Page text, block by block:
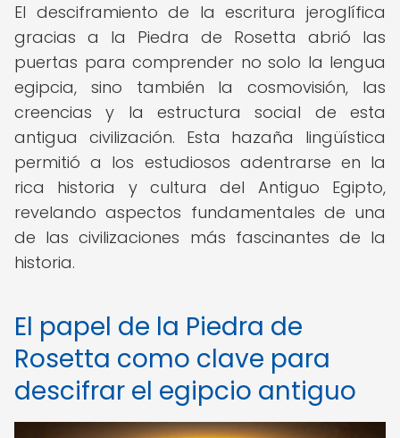
El desciframiento de la escritura jeroglífica
gracias a la Piedra de Rosetta abrió las
puertas para comprender no solo la lengua
egipcia, sino también la cosmovisión, las
creencias y la estructura social de esta
antigua civilización. Esta hazaña lingüística
permitió a los estudiosos adentrarse en la
rica historia y cultura del Antiguo Egipto,
revelando aspectos fundamentales de una
de las civilizaciones más fascinantes de la
historia.
El papel de la Piedra de
Rosetta como clave para
descifrar el egipcio antiguo